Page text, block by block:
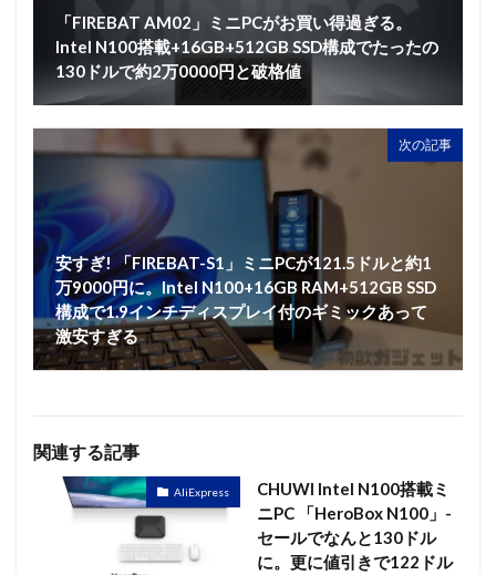
「FIREBAT AM02」ミニPCがお買い得過ぎる。
Intel N100搭載+16GB+512GB SSD構成でたったの
130ドルで約2万0000円と破格値
次の記事
安すぎ! 「FIREBAT-S1」ミニPCが121.5ドルと約1
万9000円に。Intel N100+16GB RAM+512GB SSD
構成で1.9インチディスプレイ付のギミックあって
激安すぎる
関連する記事
AliExpress
CHUWI Intel N100搭載ミ
ニPC 「HeroBox N100」-
セールでなんと130ドル
に。更に値引きで122ドル